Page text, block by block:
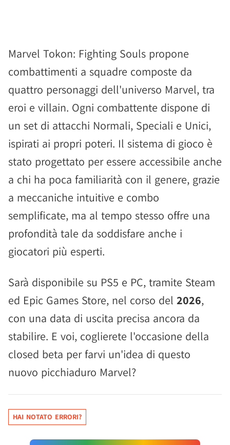
Marvel Tokon: Fighting Souls propone
combattimenti a squadre composte da
quattro personaggi dell'universo Marvel, tra
eroi e villain. Ogni combattente dispone di
un set di attacchi Normali, Speciali e Unici,
ispirati ai propri poteri. Il sistema di gioco è
stato progettato per essere accessibile anche
a chi ha poca familiarità con il genere, grazie
a meccaniche intuitive e combo
semplificate, ma al tempo stesso offre una
profondità tale da soddisfare anche i
giocatori più esperti.
Sarà disponibile su PS5 e PC, tramite Steam
ed Epic Games Store, nel corso del 2026,
con una data di uscita precisa ancora da
stabilire. E voi, coglierete l'occasione della
closed beta per farvi un'idea di questo
nuovo picchiaduro Marvel?
HAI NOTATO ERRORI?